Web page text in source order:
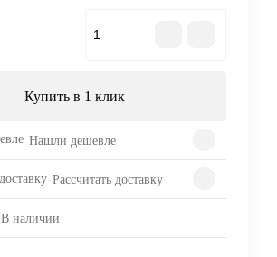
Купить в 1 клик
Нашли дешевле
Рассчитать доставку
В наличии